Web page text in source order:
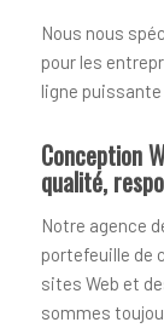
Nous nous
pour les
ligne
Conception
qualité,
Notre agence
portefeuille de
sites Web et
sommes